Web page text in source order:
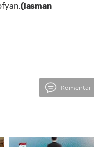
(lasman
Komentar